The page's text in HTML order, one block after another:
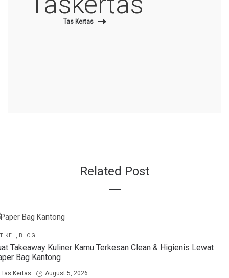
Tas Kertas
Related Post
BLOG
Takeaway Kuliner Kamu Terkesan Clean & Higienis Lewat
Bag Kantong
by
Tas Kertas
Posted
August 5, 2026